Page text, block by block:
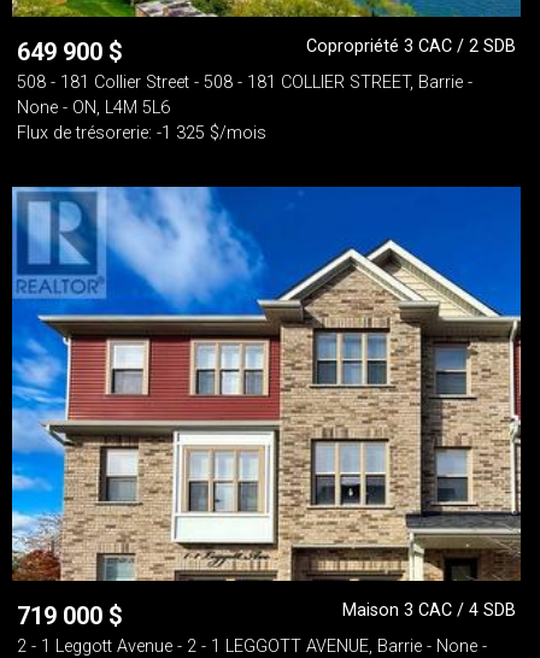
649 900 $
Copropriété 3 CAC / 2 SDB
508 - 181 Collier Street - 508 - 181 COLLIER STREET, Barrie -
None - ON, L4M 5L6
Flux de trésorerie: -1 325 $/mois
719 000 $
Maison 3 CAC / 4 SDB
2 - 1 Leggott Avenue - 2 - 1 LEGGOTT AVENUE, Barrie - None -